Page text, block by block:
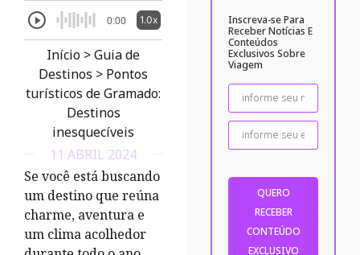
0:00 1.0x
Início >Guia de
Destinos > Pontos
turísticos de Gramado:
Destinos
inesquecíveis
11 ABRIL 2024
Se você está buscando
um destino que reúna
charme, aventura e
um clima acolhedor
Inscreva-se Para
Receber Notícias E
Conteúdos
Exclusivos Sobre
Viagem